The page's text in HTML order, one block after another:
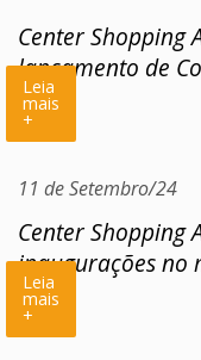
Center Shopping
lançamento de
Leia
mais
+
11 de Setembro/24
Center Shopping
inaugurações no
Leia
mais
+